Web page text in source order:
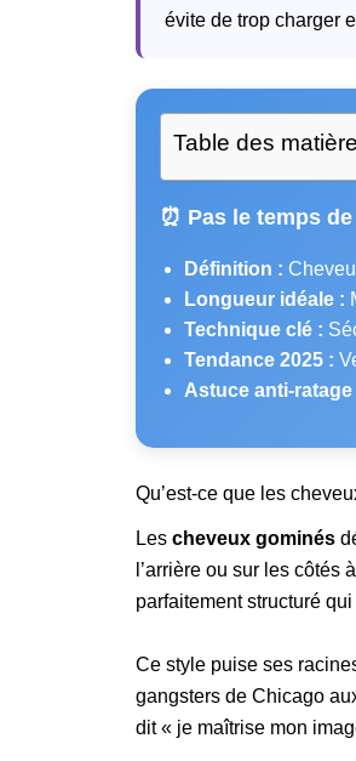
évite de trop charger
Table des
⏰ Pas le temps
Définition :
Longueur idéale :
Technique clé :
Tendance 2025 :
Astuce anti-ratage
Qu’est-ce que les
Les cheveux gominés
l’arrière ou sur les côtés
parfaitement structuré
Ce style puise ses
gangsters de Chicago
dit « je maîtrise mon